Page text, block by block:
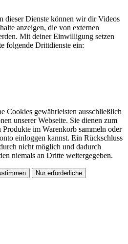
dieser Dienste können wir dir Videos
anzeigen, die von externen
Mit deiner Einwilligung setzen
folgende Drittdienste ein:
Cookies gewährleisten ausschließlich
unserer Webseite. Sie dienen zum
Produkte im Warenkorb sammeln oder
einloggen kannst. Ein Rückschluss
nicht möglich und dadurch
niemals an Dritte weitergegeben.
Nur erforderliche